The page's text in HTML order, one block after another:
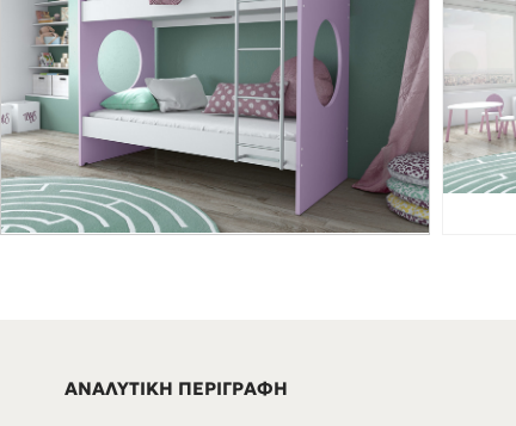
ΑΝΑΛΥΤΙΚΗ ΠΕΡΙΓΡΑΦΗ